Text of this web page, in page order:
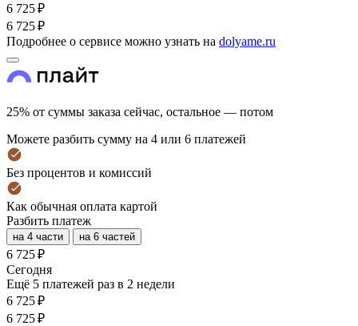
6 725 ₽
6 725 ₽
Подробнее о сервисе можно узнать на dolyame.ru
25% от суммы заказа сейчас, остальное — потом
Можете разбить сумму на 4 или 6 платежей
Без процентов и комиссий
Как обычная оплата картой
Разбить платеж
на 4 части на 6 частей
6 725 ₽
Cегодня
Ещё 5 платежей раз в 2 недели
6 725 ₽
6 725 ₽